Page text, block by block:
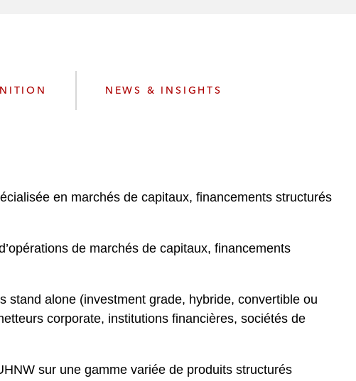
NEWS & INSIGHTS
en marchés de capitaux, financements structurés
de marchés de capitaux, financements
stand alone (investment grade, hybride, convertible ou
corporate, institutions financières, sociétés de
sur une gamme variée de produits structurés